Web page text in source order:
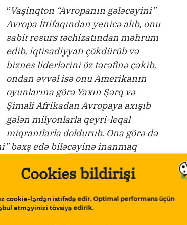
Cookies bildirişi
cookie-lərdən istifadə edir. Optimal performans üçün
etməyinizi tövsiyə edirik.
“Vaşinqton “Avropanın gələcəyini”
Avropa İttifaqından yenicə alıb, onu
sabit resurs təchizatından məhrum
edib, iqtisadiyyatı çökdürüb və
biznes liderlərini öz tərəfinə çəkib,
ondan əvvəl isə onu Amerikanın
oyunlarına görə Yaxın Şərq və
Şimali Afrikadan Avropaya axışıb
gələn milyonlarla qeyri-leqal
miqrantlarla doldurub. Ona görə də
bəxş edə biləcəyinə inanmaq
da “Gürcü Arzusu”nu